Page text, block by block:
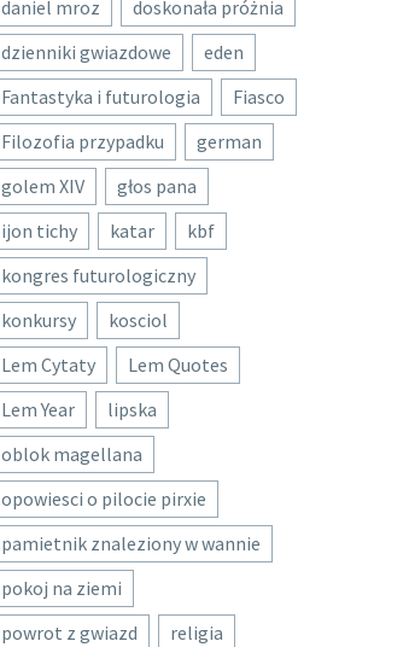
daniel mroz
doskonała próżnia
dzienniki gwiazdowe
eden
Fantastyka i futurologia
Fiasco
Filozofia przypadku
german
golem XIV
głos pana
ijon tichy
katar
kbf
kongres futurologiczny
konkursy
kosciol
Lem Cytaty
Lem Quotes
Lem Year
lipska
oblok magellana
opowiesci o pilocie pirxie
pamietnik znaleziony w wannie
pokoj na ziemi
powrot z gwiazd
religia